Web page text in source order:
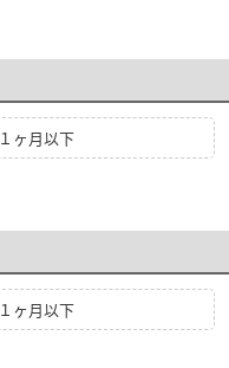
１ヶ月以下
１ヶ月以下